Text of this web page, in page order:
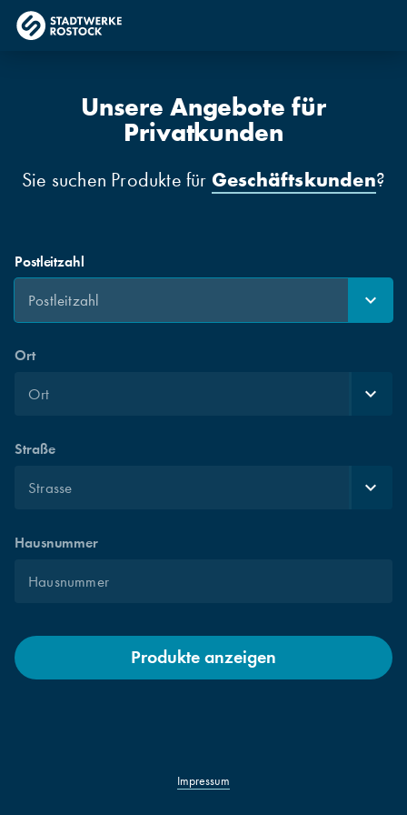
Unsere Angebote für
Privatkunden
Sie suchen Produkte für Geschäftskunden?
Postleitzahl
Ort
Straße
Hausnummer
Produkte anzeigen
Impressum